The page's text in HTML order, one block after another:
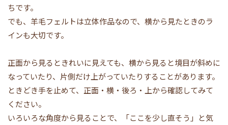
ちです。
でも、羊毛フェルトは立体作品なので、横から見たときのラ
インも大切です。
正面から見るときれいに見えても、横から見ると境目が斜めに
なっていたり、片側だけ上がっていたりすることがあります。
ときどき手を止めて、正面・横・後ろ・上から確認してみて
ください。
いろいろな角度から見ることで、「ここを少し直そう」と気